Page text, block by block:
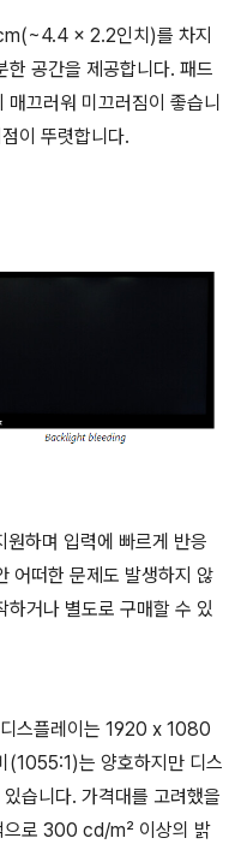
x 2.2인치)를 차지
한 공간을 제공합니다. 패드
끄러워 미끄러짐이 좋습니
이 뚜렷합니다.
하며 입력에 빠르게 반응
어떠한 문제도 발생하지 않
하거나 별도로 구매할 수 있
스플레이는 1920 x 1080
(1055:1)는 양호하지만 디스
습니다. 가격대를 고려했을
으로 300 cd/m² 이상의 밝